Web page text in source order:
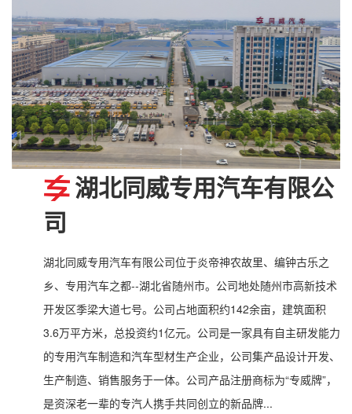
湖北同威专用汽车有限公
司
湖北同威专用汽车有限公司位于炎帝神农故里、编钟古乐之
乡、专用汽车之都--湖北省随州市。公司地处随州市高新技术
开发区季梁大道七号。公司占地面积约142余亩，建筑面积
3.6万平方米，总投资约1亿元。公司是一家具有自主研发能力
的专用汽车制造和汽车型材生产企业，公司集产品设计开发、
生产制造、销售服务于一体。公司产品注册商标为“专威牌”，
是资深老一辈的专汽人携手共同创立的新品牌...